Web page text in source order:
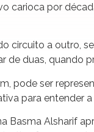
carioca por
circuito a outro,
duas, quando
pode ser
para entender
Basma Alsharif